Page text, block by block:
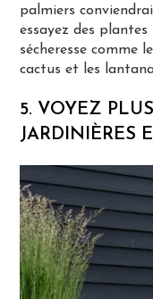
palmiers
essayez des
sécheresse comme
cactus et les
5. VOYEZ
JARDINIÈRES